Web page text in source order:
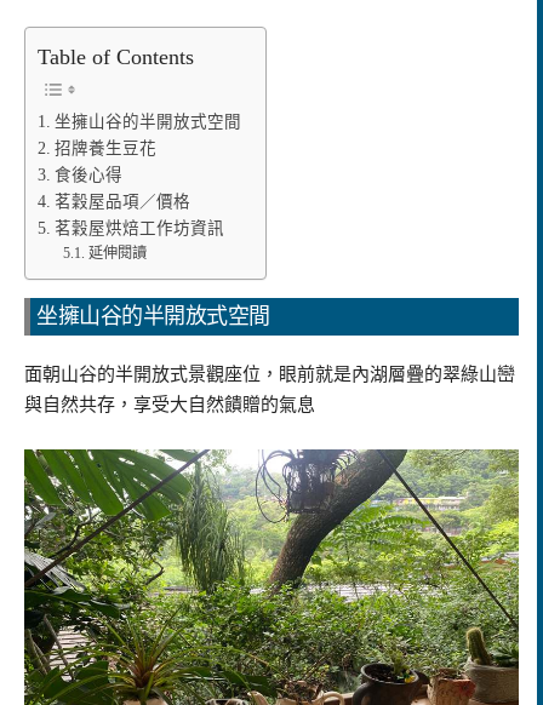
Table of Contents
坐擁山谷的半開放式空間
招牌養生豆花
食後心得
茗穀屋品項／價格
茗穀屋烘焙工作坊資訊
延伸閱讀
坐擁山谷的半開放式空間
面朝山谷的半開放式景觀座位，眼前就是內湖層疊的翠綠山巒
與自然共存，享受大自然饋贈的氣息